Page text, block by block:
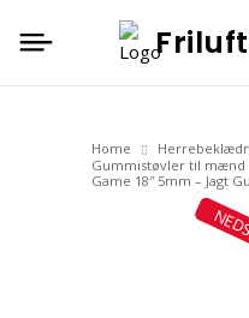
Home
Gummistøvler til mænd
Game 18″ 5mm – Jagt